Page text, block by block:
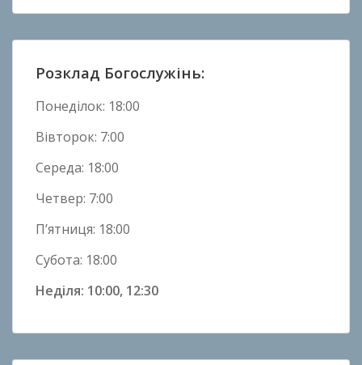
о
и
н
Розклад Богослужінь:
Понеділок: 18:00
Вівторок: 7:00
Середа: 18:00
Четвер: 7:00
П’ятниця: 18:00
Субота: 18:00
Неділя: 10:00, 12:30